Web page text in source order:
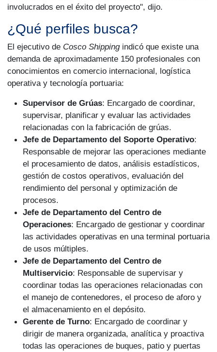
involucrados en el éxito del proyecto", dijo.
¿Qué perfiles busca?
El ejecutivo de Cosco Shippingindicó que existe una
demanda de aproximadamente 150 profesionales con
conocimientos en comercio internacional, logística
operativa y tecnología portuaria:
Supervisor de Grúas: Encargado de coordinar,
supervisar, planificar y evaluar las actividades
relacionadas con la fabricación de grúas.
Jefe de Departamento del Soporte Operativo:
Responsable de mejorar las operaciones mediante
el procesamiento de datos, análisis estadísticos,
gestión de costos operativos, evaluación del
rendimiento del personal y optimización de
procesos.
Jefe de Departamento del Centro de
Operaciones: Encargado de gestionar y coordinar
las actividades operativas en una terminal portuaria
de usos múltiples.
Jefe de Departamento del Centro de
Multiservicio: Responsable de supervisar y
coordinar todas las operaciones relacionadas con
el manejo de contenedores, el proceso de aforo y
el almacenamiento en el depósito.
Gerente de Turno: Encargado de coordinar y
dirigir de manera organizada, analítica y proactiva
todas las operaciones de buques, patio y puertas